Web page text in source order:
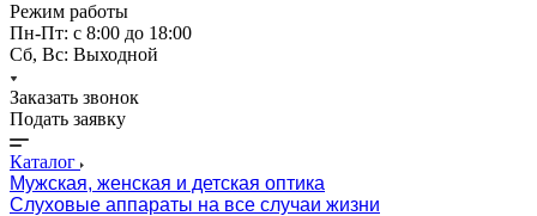
Режим работы
Пн-Пт: с 8:00 до 18:00
Сб, Вс: Выходной
Заказать звонок
Подать заявку
Каталог
Мужская, женская и детская оптика
Слуховые аппараты на все случаи жизни